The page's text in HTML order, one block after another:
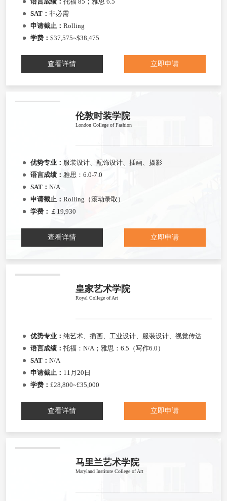
SAT： 非必需
申请截止： Rolling
学费： $37,575~$38,475
查看详情 立即申请
伦敦时装学院
London College of Fashion
优势专业： 服装设计、配饰设计、插画、摄影
语言成绩： 雅思：6.0-7.0
SAT： N/A
申请截止： Rolling（滚动录取）
学费： ￡19,930
查看详情 立即申请
皇家艺术学院
Royal College of Art
优势专业： 纯艺术、插画、工业设计、服装设计、视觉传达
语言成绩： 托福：N/A；雅思：6.5（写作6.0）
SAT： N/A
申请截止： 11月20日
学费： £28,800~£35,000
查看详情 立即申请
马里兰艺术学院
Maryland Institute College of Art